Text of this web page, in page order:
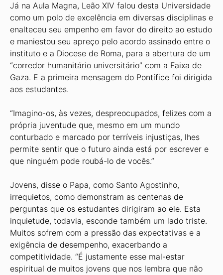
Já na Aula Magna, Leão XIV falou desta Universidade
como um polo de excelência em diversas disciplinas e
enalteceu seu empenho em favor do direito ao estudo
e maniestou seu apreço pelo acordo assinado entre o
instituto e a Diocese de Roma, para a abertura de um
“corredor humanitário universitário” com a Faixa de
Gaza. E a primeira mensagem do Pontífice foi dirigida
aos estudantes.
“Imagino-os, às vezes, despreocupados, felizes com a
própria juventude que, mesmo em um mundo
conturbado e marcado por terríveis injustiças, lhes
permite sentir que o futuro ainda está por escrever e
que ninguém pode roubá-lo de vocês.”
Jovens, disse o Papa, como Santo Agostinho,
irrequietos, como demonstram as centenas de
perguntas que os estudantes dirigiram ao ele. Esta
inquietude, todavia, esconde também um lado triste.
Muitos sofrem com a pressão das expectativas e a
exigência de desempenho, exacerbando a
competitividade. “É justamente esse mal-estar
espiritual de muitos jovens que nos lembra que não